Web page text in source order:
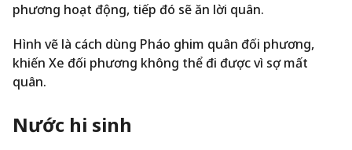
phương hoạt động, tiếp đó sẽ ăn lời quân.
Hình vẽ là cách dùng Pháo ghim quân đối phương,
khiến Xe đối phương không thể đi được vì sợ mất
quân.
Nước hi sinh